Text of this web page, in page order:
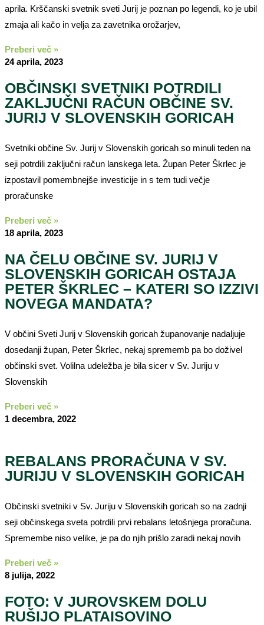
aprila. Krščanski svetnik sveti Jurij je poznan po legendi, ko je ubil
zmaja ali kačo in velja za zavetnika orožarjev,
Preberi več »
24 aprila, 2023
OBČINSKI SVETNIKI POTRDILI
ZAKLJUČNI RAČUN OBČINE SV.
JURIJ V SLOVENSKIH GORICAH
Svetniki občine Sv. Jurij v Slovenskih goricah so minuli teden na
seji potrdili zaključni račun lanskega leta. Župan Peter Škrlec je
izpostavil pomembnejše investicije in s tem tudi večje
proračunske
Preberi več »
18 aprila, 2023
NA ČELU OBČINE SV. JURIJ V
SLOVENSKIH GORICAH OSTAJA
PETER ŠKRLEC – KATERI SO IZZIVI
NOVEGA MANDATA?
V občini Sveti Jurij v Slovenskih goricah županovanje nadaljuje
dosedanji župan, Peter Škrlec, nekaj sprememb pa bo doživel
občinski svet. Volilna udeležba je bila sicer v Sv. Juriju v
Slovenskih
Preberi več »
1 decembra, 2022
REBALANS PRORAČUNA V SV.
JURIJU V SLOVENSKIH GORICAH
Občinski svetniki v Sv. Juriju v Slovenskih goricah so na zadnji
seji občinskega sveta potrdili prvi rebalans letošnjega proračuna.
Spremembe niso velike, je pa do njih prišlo zaradi nekaj novih
Preberi več »
8 julija, 2022
FOTO: V JUROVSKEM DOLU
RUŠIJO PLATAISOVINO